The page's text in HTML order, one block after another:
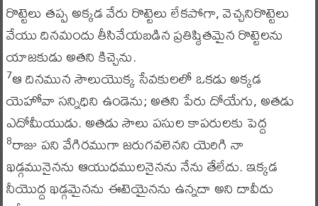
రొట్టెలు తప్ప అక్కడ వేరు రొట్టెలు లేకపోగా, వెచ్చనిరొట్టెలు
వేయు దినమందు తీసివేయబడిన ప్రతిష్ఠితమైన రొట్టెలను
యాజకుడు అతని కిచ్చెను.
7ఆ దినమున సౌలుయొక్క సేవకులలో ఒకడు అక్కడ
యెహోవా సన్నిధిని ఉండెను; అతని పేరు దోయేగు, అతడు
ఎదోమీయుడు. అతడు సౌలు పసుల కాపరులకు పెద్ద
8రాజు పని వేగిరముగా జరుగవలెనని యెరిగి నా
ఖడ్గమునైనను ఆయుధములనైనను నేను తేలేదు. ఇక్కడ
నీయొద్ద ఖడ్గమైనను ఈటెయైనను ఉన్నదా అని దావీదు